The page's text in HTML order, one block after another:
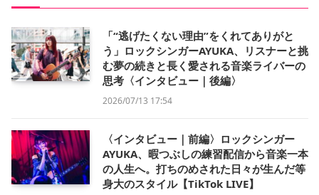
「“逃げたくない理由”をくれてありがと
う」ロックシンガーAYUKA、リスナーと挑
む夢の続きと長く愛される音楽ライバーの
思考〈インタビュー｜後編〉
2026/07/13 17:54
〈インタビュー｜前編〉ロックシンガー
AYUKA、暇つぶしの練習配信から音楽一本
の人生へ。打ちのめされた日々が生んだ等
身大のスタイル【TikTok LIVE】